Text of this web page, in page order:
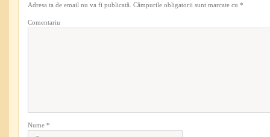
Adresa ta de email nu va fi publicată. Câmpurile obligatorii sunt marcate cu *
Comentariu
Nume *